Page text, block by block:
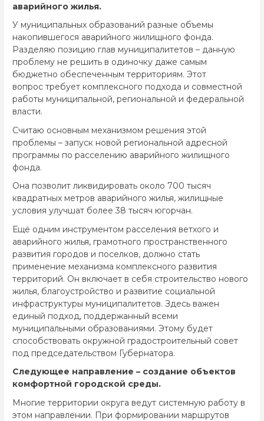
аварийного жилья.
У муниципальных образований разные объемы
накопившегося аварийного жилищного фонда.
Разделяю позицию глав муниципалитетов – данную
проблему не решить в одиночку даже самым
бюджетно обеспеченным территориям. Этот
вопрос требует комплексного подхода и совместной
работы муниципальной, региональной и федеральной
власти.
Считаю основным механизмом решения этой
проблемы – запуск новой региональной адресной
программы по расселению аварийного жилищного
фонда.
Она позволит ликвидировать около 700 тысяч
квадратных метров аварийного жилья, жилищные
условия улучшат более 38 тысяч югорчан.
Ещё одним инструментом расселения ветхого и
аварийного жилья, грамотного пространственного
развития городов и поселков, должно стать
применение механизма комплексного развития
территорий. Он включает в себя строительство нового
жилья, благоустройство и развитие социальной
инфраструктуры муниципалитетов. Здесь важен
единый подход, поддержанный всеми
муниципальными образованиями. Этому будет
способствовать окружной градостроительный совет
под председательством Губернатора.
Следующее направление – создание объектов
комфортной городской среды.
Многие территории округа ведут системную работу в
этом направлении. При формировании маршрутов